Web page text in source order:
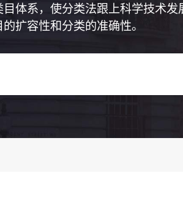
体系，使分类法跟上科学技术
扩容性和分类的准确性。